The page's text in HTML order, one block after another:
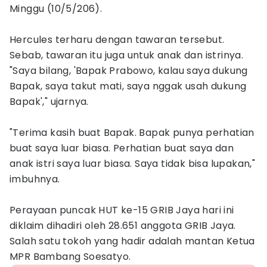
Minggu (10/5/206).
Hercules terharu dengan tawaran tersebut.
Sebab, tawaran itu juga untuk anak dan istrinya.
"Saya bilang, 'Bapak Prabowo, kalau saya dukung
Bapak, saya takut mati, saya nggak usah dukung
Bapak'," ujarnya.
"Terima kasih buat Bapak. Bapak punya perhatian
buat saya luar biasa. Perhatian buat saya dan
anak istri saya luar biasa. Saya tidak bisa lupakan,"
imbuhnya.
Perayaan puncak HUT ke-15 GRIB Jaya hari ini
diklaim dihadiri oleh 28.651 anggota GRIB Jaya.
Salah satu tokoh yang hadir adalah mantan Ketua
MPR Bambang Soesatyo.